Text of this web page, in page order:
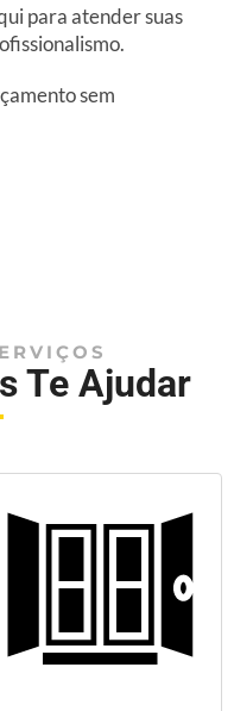
para atender suas
sem
Te Ajudar